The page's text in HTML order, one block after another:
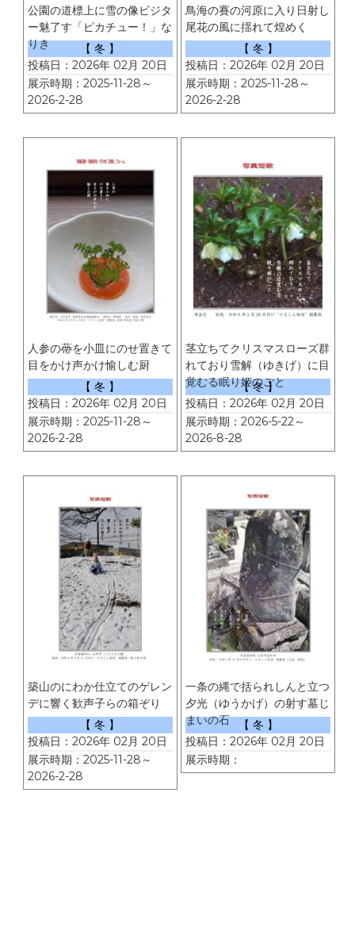
公園の道標上に雪の像ビジタ
ー魅了す「ピカチュー！」な
りき
【 冬 】
投稿日：2026年 02月 20日
展示時期：2025-11-28～
2026-2-28
鳥海の賽の河原に入り日射し
尾花の風に揺れて煌めく
【 冬 】
投稿日：2026年 02月 20日
展示時期：2025-11-28～
2026-2-28
人参の蔕を小皿にのせ置きて
目をかけ声かけ愉しむ厨
【 冬 】
投稿日：2026年 02月 20日
展示時期：2025-11-28～
2026-2-28
茎立ちてクリスマスローズ群
れており雪解（ゆきげ）に目
覚むる眠り姫のごと
【 冬 】
投稿日：2026年 02月 20日
展示時期：2026-5-22～
2026-8-28
築山のにわか仕立てのゲレン
デに響く歓声子らの箱ぞり
【 冬 】
投稿日：2026年 02月 20日
展示時期：2025-11-28～
2026-2-28
一条の縄で括られしんと立つ
夕光（ゆうかげ）の射す墓じ
まいの石
【 冬 】
投稿日：2026年 02月 20日
展示時期：